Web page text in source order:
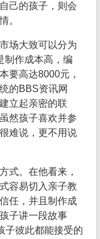
己的孩子，则会
。
场大致可以分为
制作成本高，编
要高达8000元，
的BBS资讯网
立起亲密的联
然孩子喜欢并参
难说，更不用说
式。在他看来，
容易切入亲子教
任，并且制作成
子讲一段故事
子彼此都能接受的